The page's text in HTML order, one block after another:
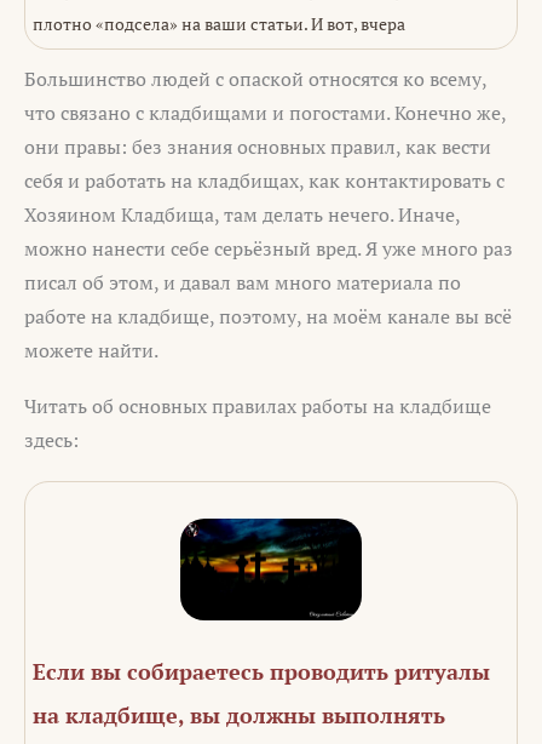
плотно «подсела» на ваши статьи. И вот, вчера
Большинство людей с опаской относятся ко всему,
что связано с кладбищами и погостами. Конечно же,
они правы: без знания основных правил, как вести
себя и работать на кладбищах, как контактировать с
Хозяином Кладбища, там делать нечего. Иначе,
можно нанести себе серьёзный вред. Я уже много раз
писал об этом, и давал вам много материала по
работе на кладбище, поэтому, на моём канале вы всё
можете найти.
Читать об основных правилах работы на кладбище
здесь:
Если вы собираетесь проводить ритуалы
на кладбище, вы должны выполнять